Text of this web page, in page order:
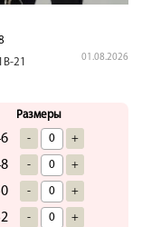
21
01.08.2026
Размеры
- +
- +
- +
- +